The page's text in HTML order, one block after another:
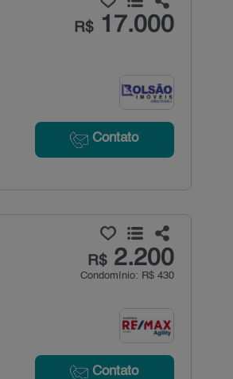
R$17.000
Contato
R$2.200
Condomínio: R$ 430
Contato